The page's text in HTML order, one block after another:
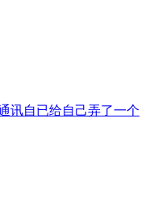
讯自已给自己弄了一个